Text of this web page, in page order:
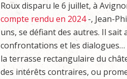
Roux disparu le 6 juillet, à
compte rendu en 2024-, Jean-
uns, se défiant des autres. Il sait
confrontations et les dialogues…
la terrasse rectangulaire du
des intérêts contraires, ou